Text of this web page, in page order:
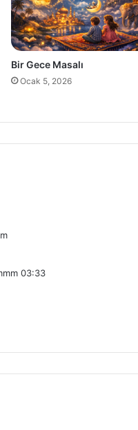
Bir Gece Masalı
Ocak 5, 2026
03:33